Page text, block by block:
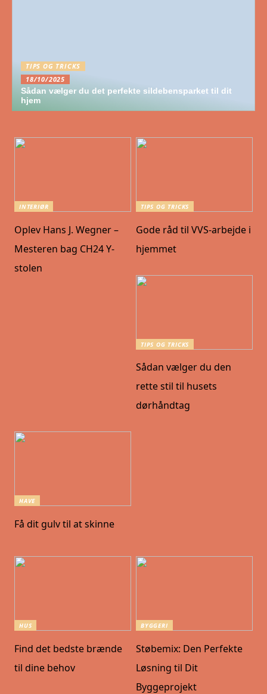
TIPS OG TRICKS
18/10/2025
Sådan vælger du det perfekte sildebensparket til dit
hjem
INTERIØR
Oplev Hans J. Wegner –
Mesteren bag CH24 Y-
stolen
TIPS OG TRICKS
Gode råd til VVS-arbejde i
hjemmet
TIPS OG TRICKS
Sådan vælger du den
rette stil til husets
dørhåndtag
HAVE
Få dit gulv til at skinne
HUS
Find det bedste brænde
til dine behov
BYGGERI
Støbemix: Den Perfekte
Løsning til Dit
Byggeprojekt